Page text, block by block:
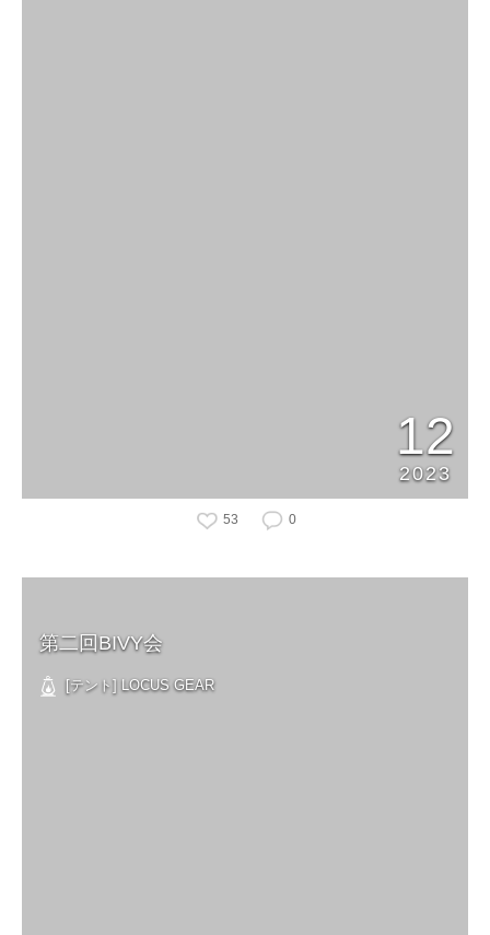
12
2023
53 0
第二回BIVY会
[テント] LOCUS GEAR